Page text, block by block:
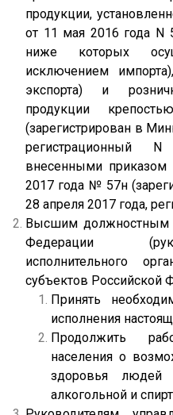
продукции,
от 11 мая 2016 года N
ниже которых
исключением
экспорта) и
продукции
(зарегистрирован в
регистрационный
N
внесенными
2017 года № 57н
28 апреля 2017 года,
Высшим должностным
Федерации
исполнительного
субъектов Российской
Принять
исполнения
Продолжить
населения о
здоровья людей
алкогольной и